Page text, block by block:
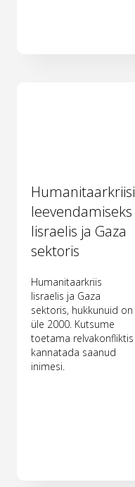
Humanitaarkriisi
leevendamiseks
Iisraelis ja Gaza
sektoris
Humanitaarkriis
Iisraelis ja Gaza
sektoris, hukkunuid on
üle 2000. Kutsume
toetama relvakonfliktis
kannatada saanud
inimesi.